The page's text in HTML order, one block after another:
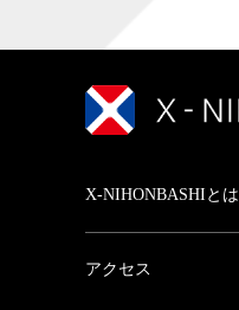
X-NIHONBASHIとは
アクセス